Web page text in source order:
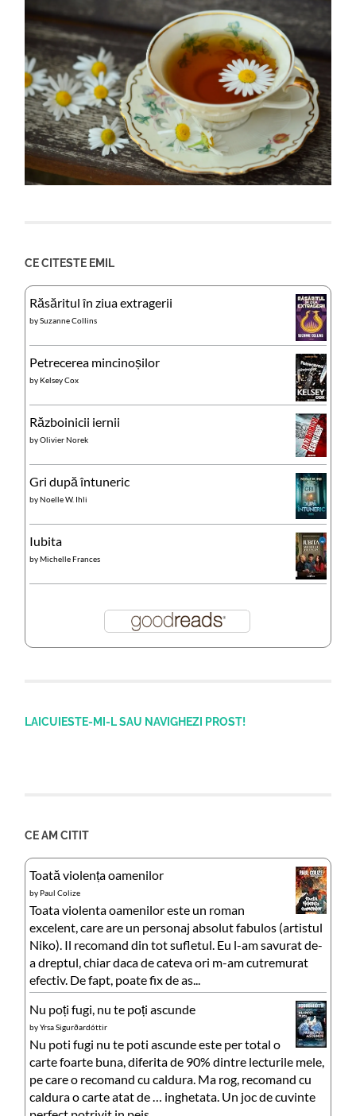
CE CITESTE EMIL
Răsăritul în ziua extragerii
bySuzanne Collins
Petrecerea mincinoșilor
by Kelsey Cox
Războinicii iernii
byOlivier Norek
Gri după întuneric
byNoelle W. Ihli
Iubita
byMichelle Frances
LAICUIESTE-MI-L SAU NAVIGHEZI PROST!
CE AM CITIT
Toată violența oamenilor
by Paul Colize
Toata violenta oamenilor este un roman
excelent, care are un personaj absolut fabulos (artistul
Niko). Il recomand din tot sufletul. Eu l-am savurat de-
a dreptul, chiar daca de cateva ori m-am cutremurat
efectiv. De fapt, poate fix de as...
Nu poți fugi, nu te poți ascunde
byYrsa Sigurðardóttir
Nu poti fugi nu te poti ascunde este per total o
carte foarte buna, diferita de 90% dintre lecturile mele,
pe care o recomand cu caldura. Ma rog, recomand cu
caldura o carte atat de … inghetata. Un joc de cuvinte